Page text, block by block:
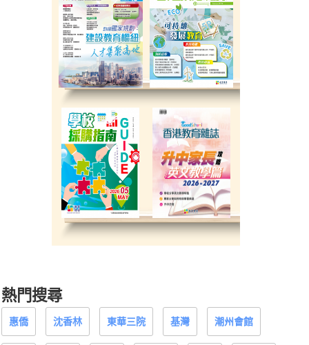
熱門搜尋
惠僑 沈香林 東華三院 基灣 潮州會館